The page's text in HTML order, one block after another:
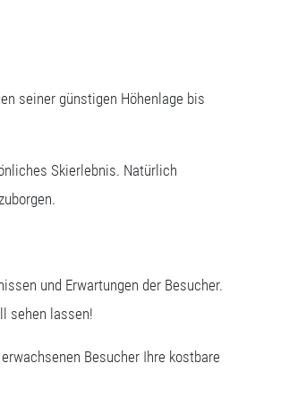
seiner günstigen Höhenlage bis
Skierlebnis. Natürlich
und Erwartungen der Besucher.
sehen lassen!
Besucher Ihre kostbare